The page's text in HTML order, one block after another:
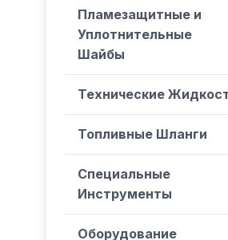
Пламезащитные и
Уплотнительные
Шайбы
Технические
Топливные Шланги
Специальные
Инструменты
Оборудование